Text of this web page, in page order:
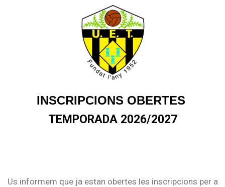
INSCRIPCIONS OBERTES
TEMPORADA 2026/2027
Us informem que ja estan obertes les inscripcions per a